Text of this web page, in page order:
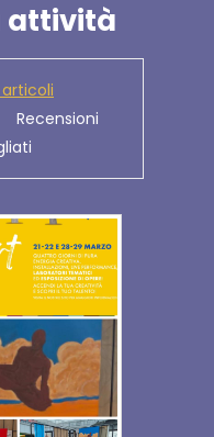
attività
Recensioni